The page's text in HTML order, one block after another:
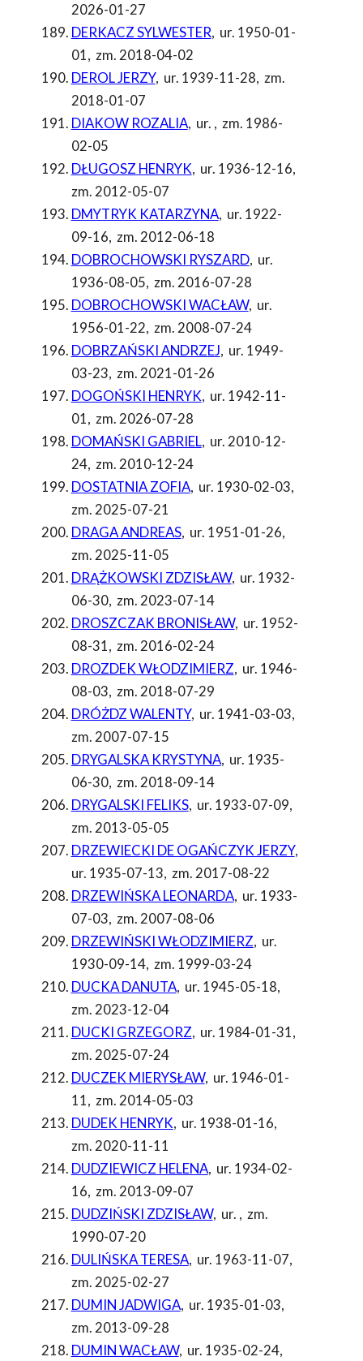
2026-01-27
DERKACZ SYLWESTER, ur. 1950-01-
01, zm. 2018-04-02
DEROL JERZY, ur. 1939-11-28, zm.
2018-01-07
DIAKOW ROZALIA, ur. , zm. 1986-
02-05
DŁUGOSZ HENRYK, ur. 1936-12-16,
zm. 2012-05-07
DMYTRYK KATARZYNA, ur. 1922-
09-16, zm. 2012-06-18
DOBROCHOWSKI RYSZARD, ur.
1936-08-05, zm. 2016-07-28
DOBROCHOWSKI WACŁAW, ur.
1956-01-22, zm. 2008-07-24
DOBRZAŃSKI ANDRZEJ, ur. 1949-
03-23, zm. 2021-01-26
DOGOŃSKI HENRYK, ur. 1942-11-
01, zm. 2026-07-28
DOMAŃSKI GABRIEL, ur. 2010-12-
24, zm. 2010-12-24
DOSTATNIA ZOFIA, ur. 1930-02-03,
zm. 2025-07-21
DRAGA ANDREAS, ur. 1951-01-26,
zm. 2025-11-05
DRĄŻKOWSKI ZDZISŁAW, ur. 1932-
06-30, zm. 2023-07-14
DROSZCZAK BRONISŁAW, ur. 1952-
08-31, zm. 2016-02-24
DROZDEK WŁODZIMIERZ, ur. 1946-
08-03, zm. 2018-07-29
DRÓŻDZ WALENTY, ur. 1941-03-03,
zm. 2007-07-15
DRYGALSKA KRYSTYNA, ur. 1935-
06-30, zm. 2018-09-14
DRYGALSKI FELIKS, ur. 1933-07-09,
zm. 2013-05-05
DRZEWIECKI DE OGAŃCZYK JERZY,
ur. 1935-07-13, zm. 2017-08-22
DRZEWIŃSKA LEONARDA, ur. 1933-
07-03, zm. 2007-08-06
DRZEWIŃSKI WŁODZIMIERZ, ur.
1930-09-14, zm. 1999-03-24
DUCKA DANUTA, ur. 1945-05-18,
zm. 2023-12-04
DUCKI GRZEGORZ, ur. 1984-01-31,
zm. 2025-07-24
DUCZEK MIERYSŁAW, ur. 1946-01-
11, zm. 2014-05-03
DUDEK HENRYK, ur. 1938-01-16,
zm. 2020-11-11
DUDZIEWICZ HELENA, ur. 1934-02-
16, zm. 2013-09-07
DUDZIŃSKI ZDZISŁAW, ur. , zm.
1990-07-20
DULIŃSKA TERESA, ur. 1963-11-07,
zm. 2025-02-27
DUMIN JADWIGA, ur. 1935-01-03,
zm. 2013-09-28
DUMIN WACŁAW, ur. 1935-02-24,